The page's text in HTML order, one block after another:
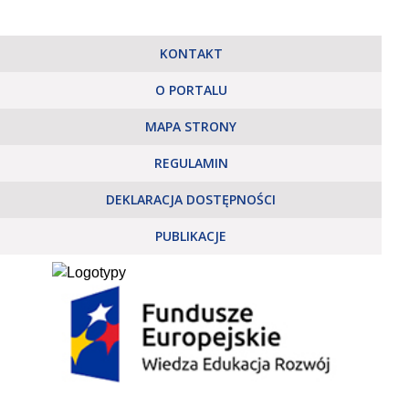
KONTAKT
O PORTALU
MAPA STRONY
REGULAMIN
DEKLARACJA DOSTĘPNOŚCI
PUBLIKACJE